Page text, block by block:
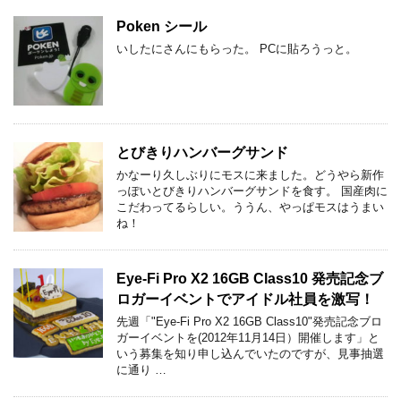
Poken シール
いしたにさんにもらった。 PCに貼ろうっと。
とびきりハンバーグサンド
かなーり久しぶりにモスに来ました。どうやら新作
っぽいとびきりハンバーグサンドを食す。 国産肉に
こだわってるらしい。ううん、やっぱモスはうまい
ね！
Eye-Fi Pro X2 16GB Class10 発売記念ブ
ロガーイベントでアイドル社員を激写！
先週「"Eye-Fi Pro X2 16GB Class10"発売記念ブロ
ガーイベントを(2012年11月14日）開催します」と
いう募集を知り申し込んでいたのですが、見事抽選
に通り …